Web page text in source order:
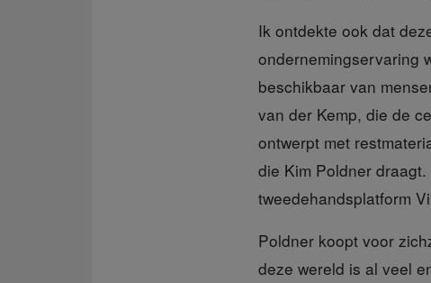
Ik ontdekte ook dat
ondernemingservaring
beschikbaar van
van der Kemp, die de
ontwerpt met
die Kim Poldner
tweedehandsplatform
Poldner koopt voor
deze wereld is al veel